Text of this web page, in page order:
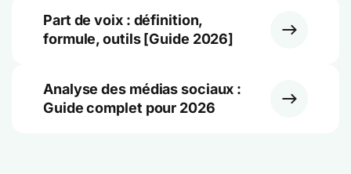
Part de voix : définition,
formule, outils [Guide 2026]
Analyse des médias sociaux :
Guide complet pour 2026